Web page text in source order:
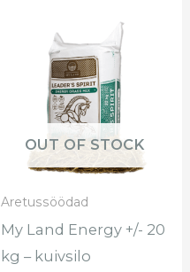
OUT OF STOCK
Aretussöödad
My Land Energy +/- 20
kg – kuivsilo